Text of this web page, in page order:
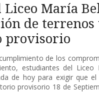
María
de terrenos
provisorio
de los
estudiantes del Liceo
de hoy para exigir que el
provisorio 18 de